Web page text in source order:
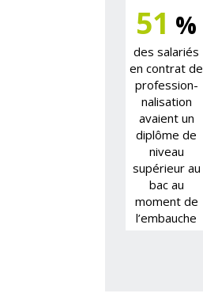
51 %
des salariés
en contrat de
profession­
nalisation
avaient un
diplôme de
niveau
supérieur au
bac au
moment de
l’embauche